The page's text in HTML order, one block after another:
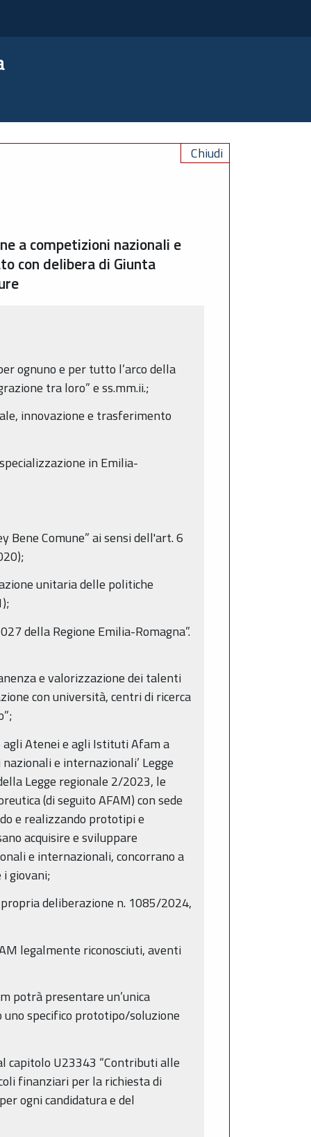
Chiudi
a competizioni nazionali e
con delibera di Giunta
ognuno e per tutto l’arco della
tra loro” e ss.mm.ii.;
innovazione e trasferimento
in Emilia-
Comune” ai sensi dell'art. 6
unitaria delle politiche
della Regione Emilia-Romagna”.
e valorizzazione dei talenti
con università, centri di ricerca
Atenei e agli Istituti Afam a
e internazionali’ Legge
Legge regionale 2/2023, le
(di seguito AFAM) con sede
e realizzando prototipi e
acquisire e sviluppare
e internazionali, concorrano a
giovani;
deliberazione n. 1085/2024,
legalmente riconosciuti, aventi
potrà presentare un’unica
uno specifico prototipo/soluzione
capitolo U23343 “Contributi alle
finanziari per la richiesta di
ogni candidatura e del